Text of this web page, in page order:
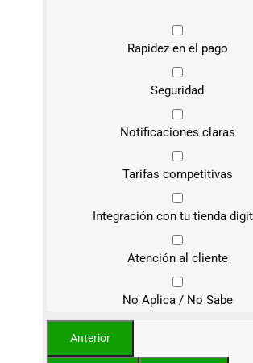
Rapidez en el pago
Seguridad
Notificaciones claras
Tarifas competitivas
Integración con tu tienda
Atención al cliente
No Aplica / No Sabe